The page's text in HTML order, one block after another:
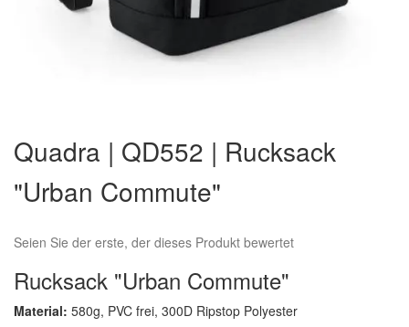
der
Bildergalerie
springen
Quadra | QD552 | Rucksack
"Urban Commute"
Seien Sie der erste, der dieses Produkt bewertet
Rucksack "Urban Commute"
Material: 580g, PVC frei, 300D Ripstop Polyester